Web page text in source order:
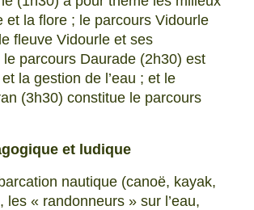
et la flore ; le parcours Vidourle
fleuve Vidourle et ses
parcours Daurade (2h30) est
la gestion de l’eau ; et le
(3h30) constitue le parcours
et ludique
nautique (canoë, kayak,
les « randonneurs » sur l’eau,